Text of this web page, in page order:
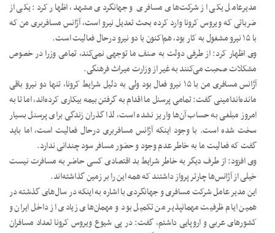
مدیرعامل یکی از شرکت‌های مسافری و جهانگردی مشهد، اظهار کرد: یکی از
ضرباتی که ویروس کرونا وارد کرده بحث تعدیل نیرو است، آژانس مسافربری من که
با ۱۵ نیرو مشغول به کار بود، هم‌اکنون با دو نیرو درحال فعالیت است.
وی اظهار کرد: از طرفی دولت به صنف ما توجهی نمی‌کند، تمامی وزرا در خصوص
مشکلات صحبت می‌کنند به غیر از وزارت میراث فرهنگی.
آژانس مسافری من با ۱۵ نیرو فعال بود ولی به دلیل شرایط کرونا، تنها دو نیرو باقی
مانده‌اندامینی گفت: تمامی پرسنل ما اقدام به گرفتن بیمه بیکاری کرده‌اند، اما تا به
امروز مبلغی به حساب آن‌ها واریز نشده است، لذا گذران زندگی برای پرسنل بسیار
سخت شده است. با وجود اینکه آژانس مسافربری درحال فعالیت است، اما باید
گفت که فعالیت ما به خاطر عدم وجود و حضور مسافر سود چندانی ندارد.
وی افزود: از طرف دیگر به خاطر شرایط بد اقتصادی کسی حاضر به مسافرت نیست
خیلی از آژانس‌ها چارتر پرواز داشتند که همه این را بر زمین گذاشته‌اند.
این مدیر عامل شرکت مسافری و جهانگردی با اشاره به اینکه در سال‌های گذشته در
همین ایام ظرفیت مهمانپذیر من تکمیل بود و مهمان‌های زیادی از داخل ایران و
کشورهای عربی و اروپایی داشتم، گفت: در پی شیوع ویروس کرونا تعداد مسافران